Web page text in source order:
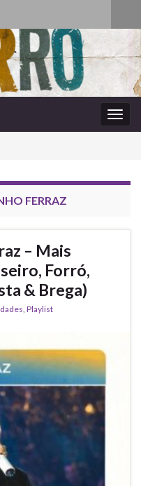
FERRAZ
– Mais
Forró,
& Brega)
Playlist